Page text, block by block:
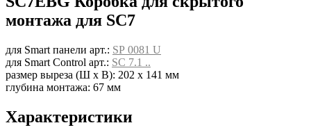
монтажа для SC7
для Smart панели арт.: SP 0081 U
для Smart Control арт.: SC 7.1 ..
размер выреза (Ш x В): 202 x 141 мм
глубина монтажа: 67 мм
Характеристики